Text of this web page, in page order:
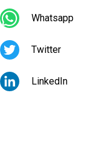
Whatsapp
Twitter
LinkedIn